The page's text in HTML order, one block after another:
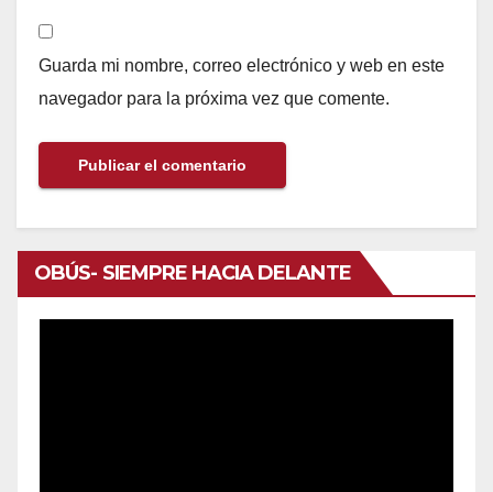
Guarda mi nombre, correo electrónico y web en este
navegador para la próxima vez que comente.
OBÚS- SIEMPRE HACIA DELANTE